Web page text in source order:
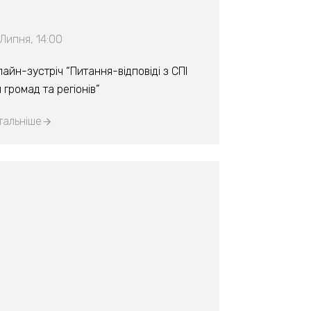
14:00
зустріч “Питання-відповіді з СПІ
громад та регіонів”